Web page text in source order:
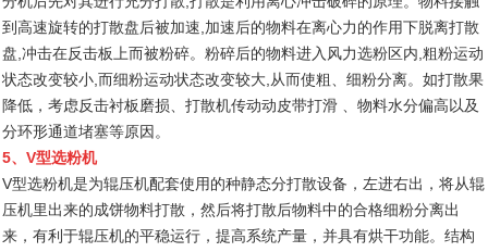
到高速旋转的打散盘后被加速,加速后的物料在离心力的作用下脱离打散
盘,冲击在反击板上而被粉碎。粉碎后的物料进入风力选粉区内,粗粉运动
状态改变较小,而细粉运动状态改变较大,从而使粗、细粉分离。如打散果
降低，考虑反击衬板磨损、打散机传动动皮带打滑 、物料水分偏高以及
分环形通道堵塞等原因。
5、V型选粉机
V型选粉机是为辊压机配套使用的种静态分打散设备，左进右出，将从辊
压机里出来的成饼物料打散，然后将打散后物料中的合格细粉分离出
来，有利于辊压机的平稳运行，提高系统产量，并具有烘干功能。结构